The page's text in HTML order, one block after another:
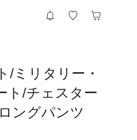
/ミリタリー・
ト/チェスター
ングパンツ